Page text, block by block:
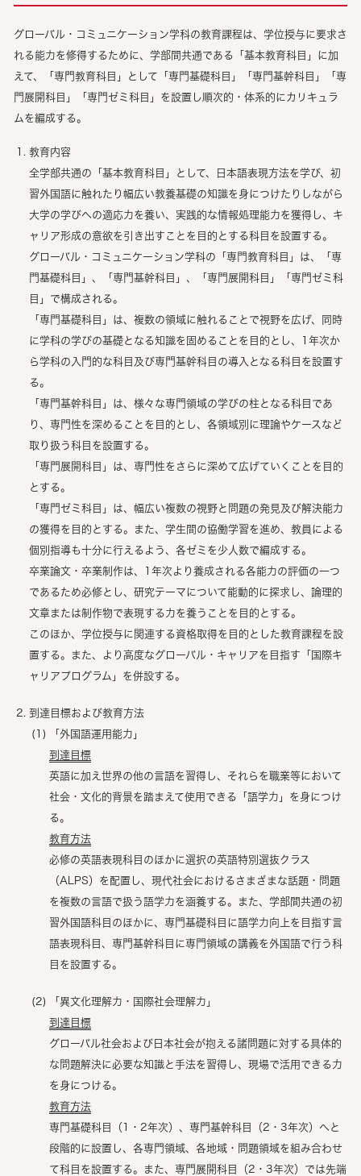
グローバル・コミュニケーション学科の教育課程は、学位授与に要求さ
れる能力を修得するために、学部間共通である「基本教育科目」に加
えて、「専門教育科目」として「専門基礎科目」「専門基幹科目」「専
門展開科目」「専門ゼミ科目」を設置し順次的・体系的にカリキュラ
ムを編成する。
教育内容
全学部共通の「基本教育科目」として、日本語表現方法を学び、初
習外国語に触れたり幅広い教養基礎の知識を身につけたりしながら
大学の学びへの適応力を養い、実践的な情報処理能力を獲得し、キ
ャリア形成の意欲を引き出すことを目的とする科目を設置する。
グローバル・コミュニケーション学科の「専門教育科目」は、「専
門基礎科目」、「専門基幹科目」、「専門展開科目」「専門ゼミ科
目」で構成される。
「専門基礎科目」は、複数の領域に触れることで視野を広げ、同時
に学科の学びの基礎となる知識を固めることを目的とし、1年次か
ら学科の入門的な科目及び専門基幹科目の導入となる科目を設置す
る。
「専門基幹科目」は、様々な専門領域の学びの柱となる科目であ
り、専門性を深めることを目的とし、各領域別に理論やケースなど
取り扱う科目を設置する。
「専門展開科目」は、専門性をさらに深めて広げていくことを目的
とする。
「専門ゼミ科目」は、幅広い複数の視野と問題の発見及び解決能力
の獲得を目的とする。また、学生間の協働学習を進め、教員による
個別指導も十分に行えるよう、各ゼミを少人数で編成する。
卒業論文・卒業制作は、1年次より養成される各能力の評価の一つ
であるため必修とし、研究テーマについて能動的に探求し、論理的
文章または制作物で表現する力を養うことを目的とする。
このほか、学位授与に関連する資格取得を目的とした教育課程を設
置する。また、より高度なグローバル・キャリアを目指す「国際キ
ャリアプログラム」を併設する。
到達目標および教育方法
「外国語運用能力」
到達目標
英語に加え世界の他の言語を習得し、それらを職業等において
社会・文化的背景を踏まえて使用できる「語学力」を身につけ
る。
教育方法
必修の英語表現科目のほかに選択の英語特別選抜クラス
（ALPS）を配置し、現代社会におけるさまざまな話題・問題
を複数の言語で扱う語学力を涵養する。また、学部間共通の初
習外国語科目のほかに、専門基礎科目に語学力向上を目指す言
語表現科目、専門基幹科目に専門領域の講義を外国語で行う科
目を設置する。
「異文化理解力・国際社会理解力」
到達目標
グローバル社会および日本社会が抱える諸問題に対する具体的
な問題解決に必要な知識と手法を習得し、現場で活用できる力
を身につける。
教育方法
専門基礎科目（1・2年次）、専門基幹科目（2・3年次）へと
段階的に設置し、各専門領域、各地域・問題領域を組み合わせ
て科目を設置する。また、専門展開科目（2・3年次）では先端